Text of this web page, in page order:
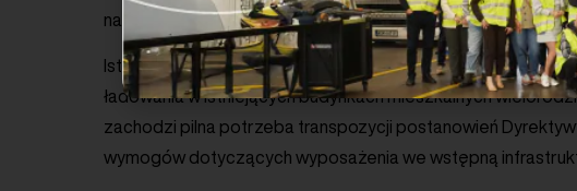
na rzecz formuły uzgodnienia z nim dokumentacji
Istotną, zdaniem Izb, jest kwestia przyjęcia dedykowanych
ładowania w istniejących budynkach mieszkalnych
zachodzi pilna potrzeba transpozycji postanowień
wymogów dotyczących wyposażenia we wstępną